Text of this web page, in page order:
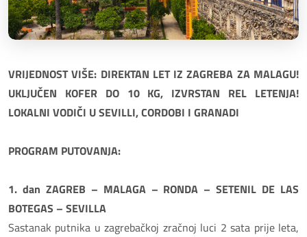
VRIJEDNOST VIŠE: DIREKTAN LET IZ ZAGREBA ZA MALAGU!
UKLJUČEN KOFER DO 10 KG, IZVRSTAN REL LETENJA!
LOKALNI VODIČI U SEVILLI, CORDOBI I GRANADI
PROGRAM PUTOVANJA:
1. dan ZAGREB – MALAGA – RONDA – SETENIL DE LAS
BOTEGAS – SEVILLA
Sastanak putnika u zagrebačkoj zračnoj luci 2 sata prije leta,